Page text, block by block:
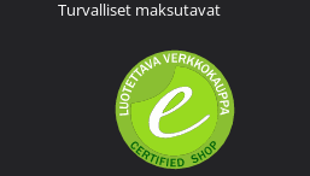
Turvalliset maksutavat